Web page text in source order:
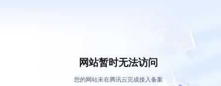
网站暂时无法访问
您的网站未在腾讯云完成接入备案